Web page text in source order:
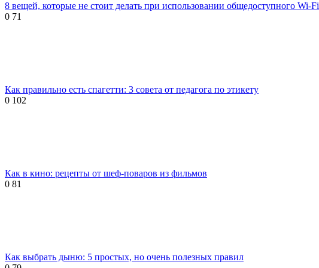
8 вещей, которые не стоит делать при использовании общедоступного Wi-Fi
0 71
Как правильно есть спагетти: 3 совета от педагога по этикету
0 102
Как в кино: рецепты от шеф-поваров из фильмов
0 81
Как выбрать дыню: 5 простых, но очень полезных правил